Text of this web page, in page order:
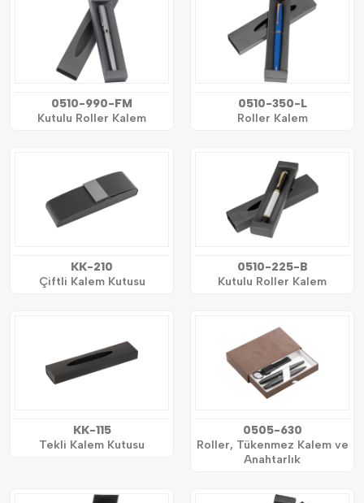
0510-990-FM
Kutulu Roller Kalem
0510-350-L
Roller Kalem
KK-210
Çiftli Kalem Kutusu
0510-225-B
Kutulu Roller Kalem
KK-115
Tekli Kalem Kutusu
0505-630
Roller, Tükenmez Kalem ve
Anahtarlık